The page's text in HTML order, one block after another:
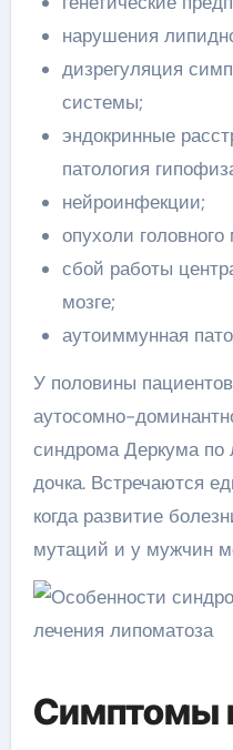
нарушения
дизрегуляция
системы;
эндокринные
патология
нейроинфекции;
опухоли головного
сбой работы
мозге;
аутоиммунная
У половины
аутосомно-
синдрома Деркума
дочка. Встречаются
когда развитие
мутаций и у мужчин
Симптомы